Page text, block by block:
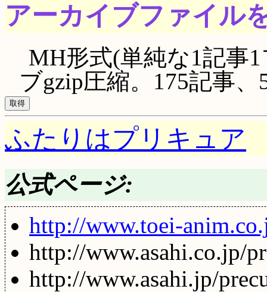
アーカイブファイル
MH形式(単純な1記事
ブgzip圧縮。175記事、
ふたりはプリキュア
公式ページ:
http://www.toei-
http://www.asahi.co.jp/
http://www.asahi.jp/